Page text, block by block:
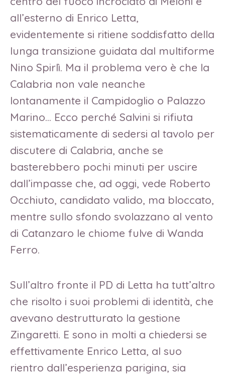
all’esterno di Enrico Letta,
evidentemente si ritiene soddisfatto della
lunga transizione guidata dal multiforme
Nino Spirlì. Ma il problema vero è che la
Calabria non vale neanche
lontanamente il Campidoglio o Palazzo
Marino… Ecco perché Salvini si rifiuta
sistematicamente di sedersi al tavolo per
discutere di Calabria, anche se
basterebbero pochi minuti per uscire
dall’impasse che, ad oggi, vede Roberto
Occhiuto, candidato valido, ma bloccato,
mentre sullo sfondo svolazzano al vento
di Catanzaro le chiome fulve di Wanda
Ferro.
Sull’altro fronte il PD di Letta ha tutt’altro
che risolto i suoi problemi di identità, che
avevano destrutturato la gestione
Zingaretti. E sono in molti a chiedersi se
effettivamente Enrico Letta, al suo
rientro dall’esperienza parigina, sia